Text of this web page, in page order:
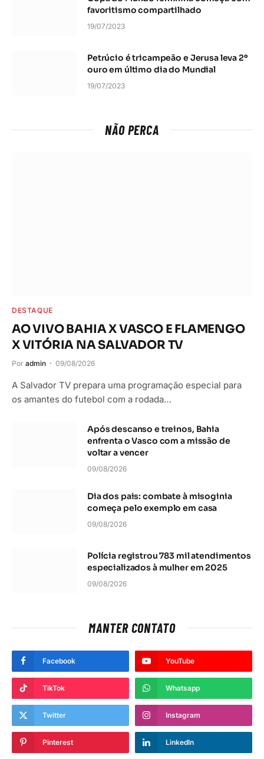
favoritismo compartilhado
19/07/2023
Petrúcio é tricampeão e Jerusa leva 2º
ouro em último dia do Mundial
19/07/2023
NÃO PERCA
DESTAQUE
AO VIVO BAHIA X VASCO E FLAMENGO
X VITÓRIA NA SALVADOR TV
Por admin 09/08/2026
A Salvador TV prepara uma programação especial para
os amantes do futebol com a rodada…
Após descanso e treinos, Bahia
enfrenta o Vasco com a missão de
voltar a vencer
09/08/2026
Dia dos pais: combate à misoginia
começa pelo exemplo em casa
09/08/2026
Polícia registrou 783 mil atendimentos
especializados à mulher em 2025
09/08/2026
MANTER CONTATO
Facebook YouTube
TikTok Whatsapp
Twitter Instagram
Pinterest LinkedIn